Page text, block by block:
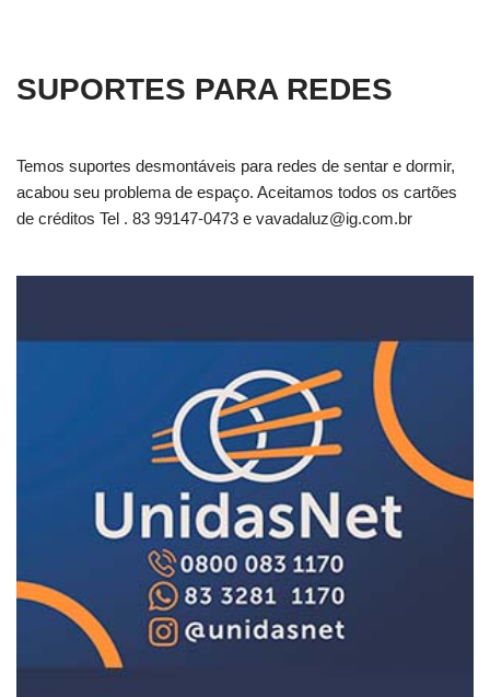
SUPORTES PARA REDES
Temos suportes desmontáveis para redes de sentar e dormir,
acabou seu problema de espaço. Aceitamos todos os cartões
de créditos Tel . 83 99147-0473 e vavadaluz@ig.com.br